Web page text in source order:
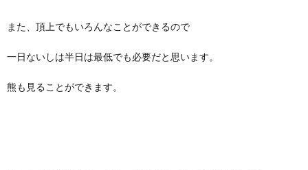
また、頂上でもいろんなことができるので
一日ないしは半日は最低でも必要だと思います。
熊も見ることができます。